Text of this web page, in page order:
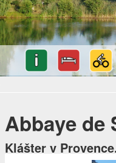
Abbaye de
Klášter v